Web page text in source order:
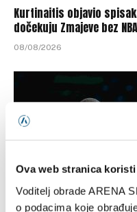
Ova web stranica
Voditelj obrade ARENA
o podacima koje
Kurtinaitis objavio
dočekuju Zmajeve bez
08/08/2026